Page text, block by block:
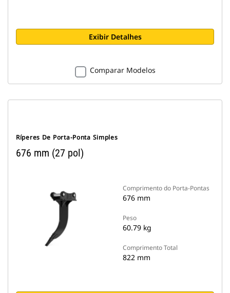
Exibir Detalhes
Comparar Modelos
Ríperes De Porta-Ponta Simples
676 mm (27 pol)
Comprimento do Porta-Pontas
676 mm
Peso
60.79 kg
Comprimento Total
822 mm